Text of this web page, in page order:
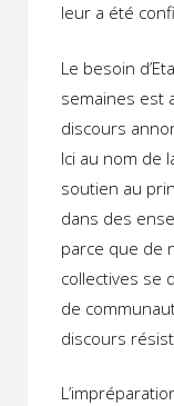
leur a été
Le besoin
semaines est
discours
Ici au nom de
soutien au
dans des
parce que de
collectives se
de
discours